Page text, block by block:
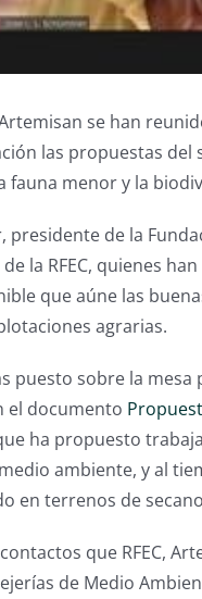
se han
las propuestas
fauna menor y la
de la
la RFEC, quienes
que aúne las
agrarias.
puesto sobre la mesa
el documento
ha propuesto
ambiente, y al
en terrenos de
que RFEC,
de Medio